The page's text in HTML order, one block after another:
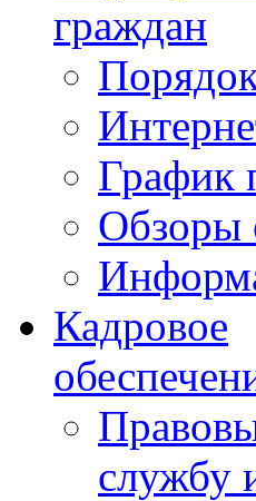
граждан
График
Обзоры
Кадровое
службу